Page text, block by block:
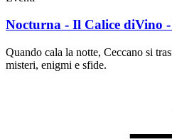
Nocturna - Il Calice diVino -
Quando cala la notte, Ceccano si
misteri, enigmi e sfide.